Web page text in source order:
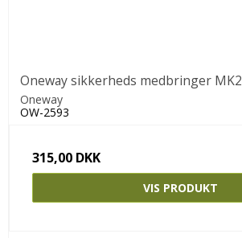
Oneway sikkerheds medbringer MK2
Oneway
OW-2593
315,00 DKK
VIS PRODUKT